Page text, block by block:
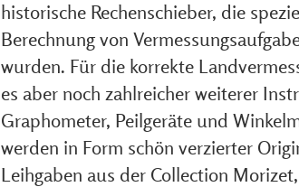
historische Rechenschieber, die
Berechnung von
wurden. Für die korrekte
es aber noch zahlreicher weiterer
Graphometer, Peilgeräte und
werden in Form schön verzierter
Leihgaben aus der Collection